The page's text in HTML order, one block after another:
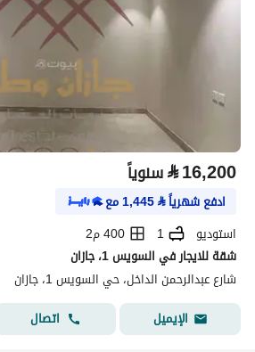
⃁16,200 سنوياً
ادفع شهرياً⃁
1,445مع
استوديو
1
400 م2
شقة للايجار في السويس 1، جازان
شارع عبدالرحمن الداخل، حي السويس 1، جازان
الإيميل
اتصال